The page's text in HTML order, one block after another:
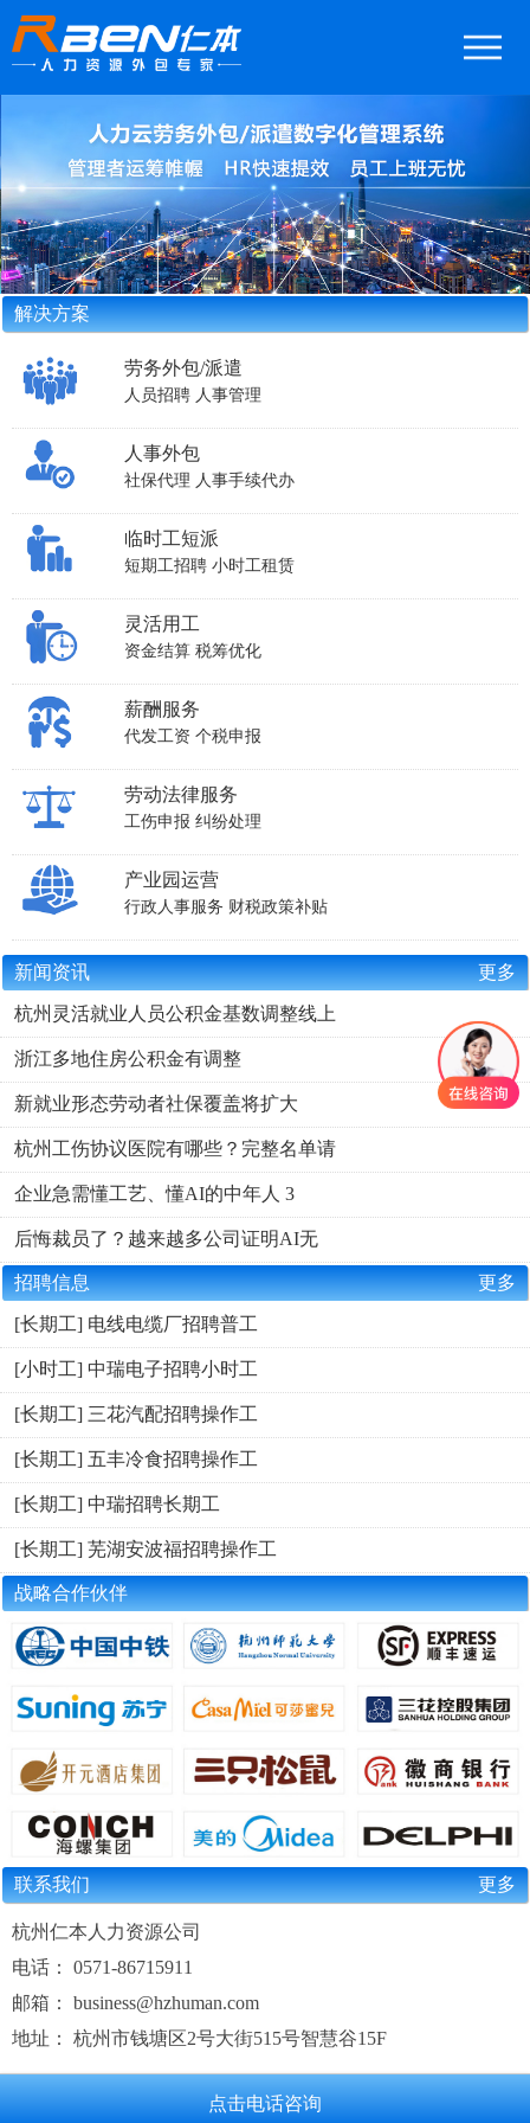
解决方案
劳务外包/派遣
人员招聘 人事管理
人事外包
社保代理 人事手续代办
临时工短派
短期工招聘 小时工租赁
灵活用工
资金结算 税筹优化
薪酬服务
代发工资 个税申报
劳动法律服务
工伤申报 纠纷处理
产业园运营
行政人事服务 财税政策补贴
新闻资讯 更多
杭州灵活就业人员公积金基数调整线上
浙江多地住房公积金有调整
新就业形态劳动者社保覆盖将扩大
杭州工伤协议医院有哪些？完整名单请
企业急需懂工艺、懂AI的中年人 3
后悔裁员了？越来越多公司证明AI无
招聘信息 更多
[长期工] 电线电缆厂招聘普工
[小时工] 中瑞电子招聘小时工
[长期工] 三花汽配招聘操作工
[长期工] 五丰冷食招聘操作工
[长期工] 中瑞招聘长期工
[长期工] 芜湖安波福招聘操作工
战略合作伙伴
联系我们 更多
杭州仁本人力资源公司
电话： 0571-86715911
邮箱： business@hzhuman.com
地址： 杭州市钱塘区2号大街515号智慧谷15F
点击电话咨询